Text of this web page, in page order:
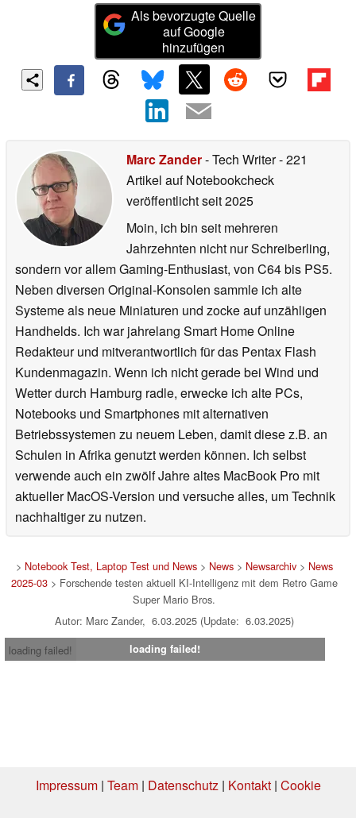
Als bevorzugte Quelle
auf Google
hinzufügen
Marc Zander- Tech Writer- 221
Artikel auf Notebookcheck
veröffentlichtseit 2025
Moin, ich bin seit mehreren
Jahrzehnten nicht nur Schreiberling,
sondern vor allem Gaming-Enthusiast, von C64 bis PS5.
Neben diversen Original-Konsolen sammle ich alte
Systeme als neue Miniaturen und zocke auf unzähligen
Handhelds. Ich war jahrelang Smart Home Online
Redakteur und mitverantwortlich für das Pentax Flash
Kundenmagazin. Wenn ich nicht gerade bei Wind und
Wetter durch Hamburg radle, erwecke ich alte PCs,
Notebooks und Smartphones mit alternativen
Betriebssystemen zu neuem Leben, damit diese z.B. an
Schulen in Afrika genutzt werden können. Ich selbst
verwende auch ein zwölf Jahre altes MacBook Pro mit
aktueller MacOS-Version und versuche alles, um Technik
nachhaltiger zu nutzen.
> Notebook Test, Laptop Test und News> News> Newsarchiv> News
2025-03> Forschende testen aktuell KI-Intelligenz mit dem Retro Game
Super Mario Bros.
Autor: Marc Zander, 6.03.2025 (Update: 6.03.2025)
loading failed!
loading failed!
Impressum| Team| Datenschutz| Kontakt| Cookie